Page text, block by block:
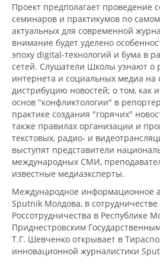
Проект предполагает проведение
семинаров и практикумов по
актуальных для современной
внимание будет уделено
эпоху digital-технологий и бума в
сетей. Слушатели Школы узнают о
интернета и социальных медиа на
дистрибуцию новостей; о том, как
основ "конфликтологии" в
практике создания "горячих"
также правилах организации и
текстовых, радио- и
выступят представители
международных СМИ,
известные медиаэксперты.
Международное информационное
Sputnik Молдова, в сотрудничестве
Россотрудничества в Республике
Приднестровским
Т.Г. Шевченко открывает в
инновационной журналистики